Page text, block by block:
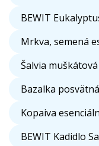
BEWIT
Mrkva, semená
Šalvia
Bazalka
Kopaiva
BEWIT Kadidlo